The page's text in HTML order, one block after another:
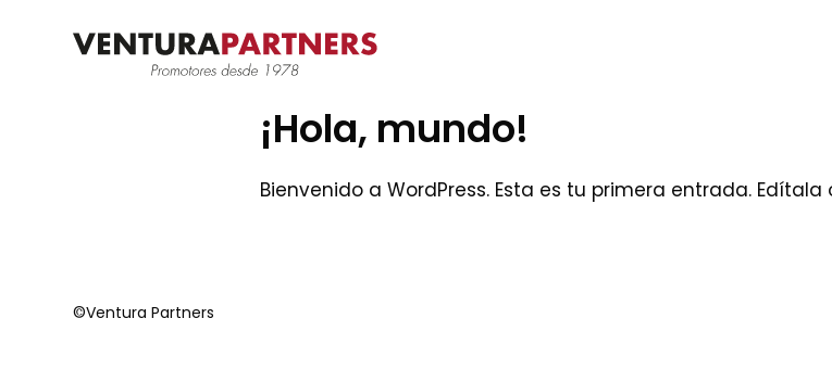
¡Hola, mundo!
Bienvenido a WordPress. Esta es tu primera entrada.
©Ventura Partners